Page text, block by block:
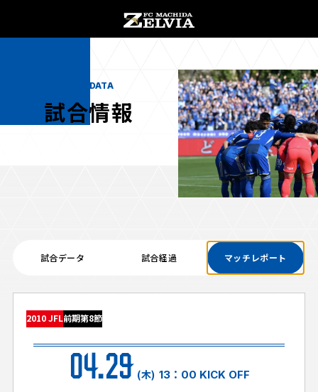
チケット購入 オンラインストア
ファンクラブ
試合情報トップ
試合データ
試合日程・結果
順位表・ゴールランキング
観戦するトップ
チケットを買う
チケット購入
クラブを知る
クラブを知るトップ
MATCH DATA
試合情報
試合データ 試合経過 マッチレポート
2010 JFL前期第8節
04.29 (木) 13：00 KICK OFF